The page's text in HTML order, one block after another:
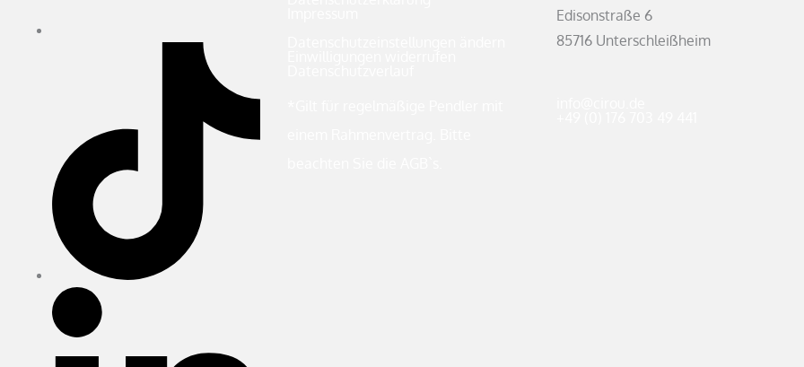
Edisonstraße 6
85716 Unterschleißheim